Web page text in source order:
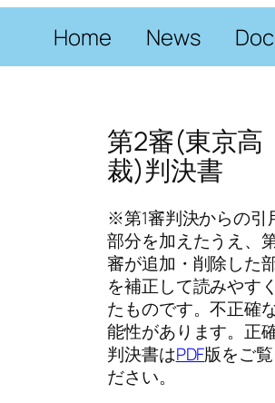
を
Home News
第2審(東京高
裁)判決書
※第1審判決からの引
部分を加えたうえ、
審が追加・削除した
を補正して読みやす
たものです。不正確
能性があります。正
判決書はPDF版をご覧
ださい。